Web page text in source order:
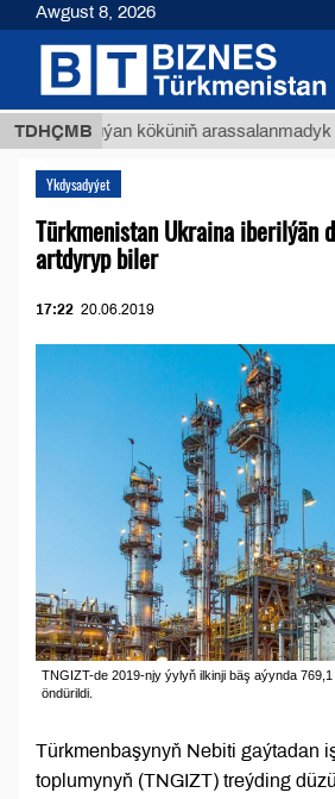
TDHÇMB
Buýan köküniň arassalanmadyk
Ykdysadyýet
Türkmenistan Ukraina iberilýän
artdyryp biler
17:22 20.06.2019
TNGIZT-de 2019-njy ýylyň ilkinji bäş aýynda
öndürildi.
Türkmenbaşynyň Nebiti gaýtadan
toplumynyň (TNGIZT) treýding
Awgust 8, 2026